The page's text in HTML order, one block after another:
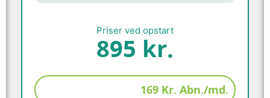
Priser ved opstart
895 kr.
169 Kr. Abn./md.